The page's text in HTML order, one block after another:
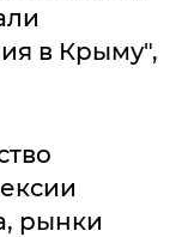
в Крыму",
рынки